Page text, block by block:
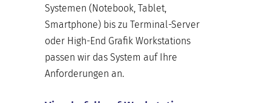
Systemen (Notebook, Tablet,
Smartphone) bis zu Terminal-Server
oder High-End Grafik Workstations
passen wir das System auf Ihre
Anforderungen an.